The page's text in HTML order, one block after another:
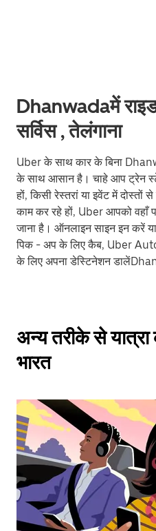
Dhanwadaमें
सर्विस , तेलंगाना
Uber के साथ कार के बिना
के साथ आसान है। चाहे आप ट्रेन
हों, किसी रेस्तरां या इवेंट में दोस्तों
काम कर रहे हों, Uber आपको वहाँ
जाना है। ऑनलाइन साइन इन करें
पिक - अप के लिए कैब, Uber
के लिए अपना डेस्टिनेशन
अन्य तरीके से
भारत